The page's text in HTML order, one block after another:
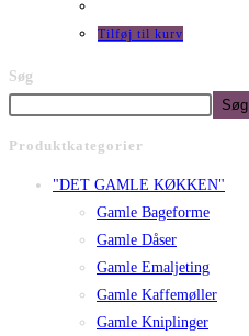
Tilføj til kurv
Søg
Søg
Produktkategorier
"DET GAMLE KØKKEN"
Gamle Bageforme
Gamle Dåser
Gamle Emaljeting
Gamle Kaffemøller
Gamle Kniplinger